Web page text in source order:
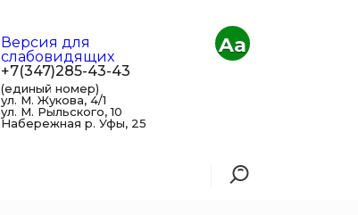
Версия для
слабовидящих
+7(347)285-43-43
(единый номер)
ул. М. Жукова, 4/1
ул. М. Рыльского, 10
Набережная р. Уфы, 25
Aa